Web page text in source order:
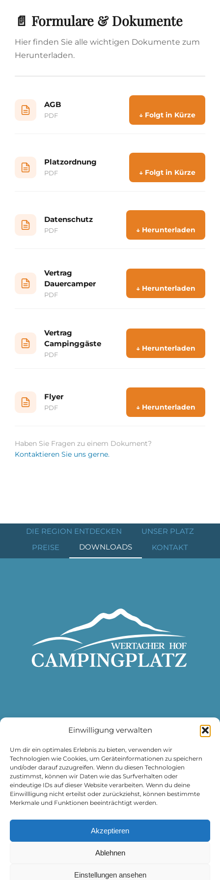
Einwilligung verwalten
Um dir ein optimales Erlebnis zu bieten, verwenden wir
Technologien wie Cookies, um Geräteinformationen zu speichern
und/oder darauf zuzugreifen. Wenn du diesen Technologien
zustimmst, können wir Daten wie das Surfverhalten oder
eindeutige IDs auf dieser Website verarbeiten. Wenn du deine
Einwillligung nicht erteilst oder zurückziehst, können bestimmte
Merkmale und Funktionen beeinträchtigt werden.
Akzeptieren
Ablehnen
Einstellungen ansehen
📄 Formulare & Dokumente
Hier finden Sie alle wichtigen Dokumente zum
Herunterladen.
AGB
PDF ↓ Folgt in Kürze
Platzordnung
PDF ↓ Folgt in Kürze
Datenschutz
PDF ↓ Herunterladen
Vertrag
Dauercamper
PDF
↓ Herunterladen
Vertrag
Campinggäste
PDF
↓ Herunterladen
Flyer
PDF ↓ Herunterladen
Haben Sie Fragen zu einem Dokument?
Kontaktieren Sie uns gerne.
DIE REGION ENTDECKEN
UNSER PLATZ
PREISE
DOWNLOADS KONTAKT
DATENSCHUTZ
IMPRESSUM
Campingplatz Wertacher Hof
87466 Oy-Mittelberg
info@camping-wertacher-hof.de